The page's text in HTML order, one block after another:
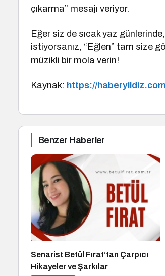
çıkarma” mesajı veriyor.
Eğer siz de sıcak yaz
istiyorsanız, “Eğlen” tam size
müzikli bir mola verin!
Kaynak: https://
Benzer Haberler
Senarist Betül Fırat’tan Çarpıcı
Hikayeler ve Şarkılar